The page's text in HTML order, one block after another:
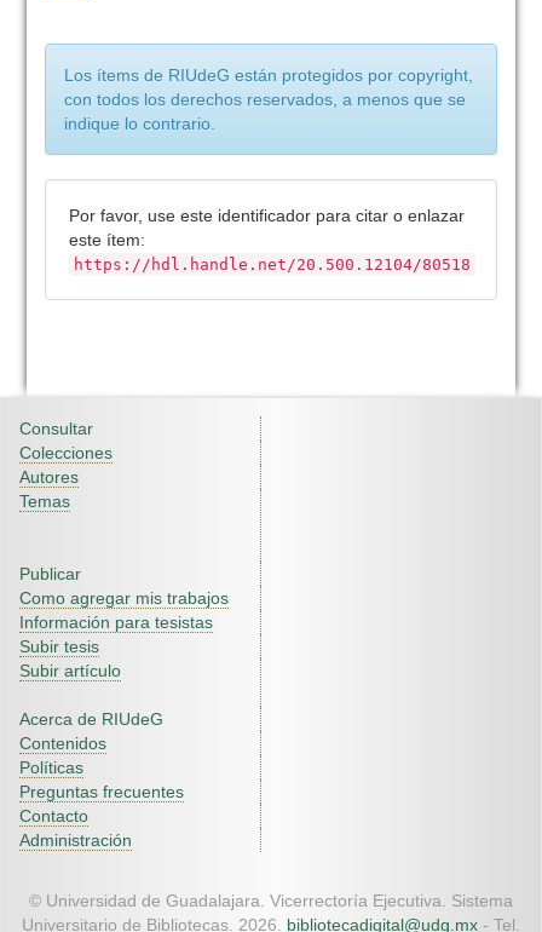
Los ítems de RIUdeG están protegidos por copyright,
con todos los derechos reservados, a menos que se
indique lo contrario.
Por favor, use este identificador para citar o enlazar
este ítem:
https://hdl.handle.net/20.500.12104/80518
Consultar
Colecciones
Autores
Temas
Publicar
Como agregar mis trabajos
Información para tesistas
Subir tesis
Subir artículo
Acerca de RIUdeG
Contenidos
Políticas
Preguntas frecuentes
Contacto
Administración
© Universidad de Guadalajara. Vicerrectoría Ejecutiva. Sistema
Universitario de Bibliotecas. 2026. bibliotecadigital@udg.mx - Tel.